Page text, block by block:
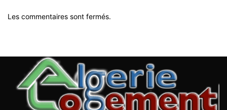
Les commentaires sont fermés.